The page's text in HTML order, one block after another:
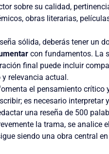
sobre su calidad,
obras literarias,
sólida, deberás tener un
con fundamentos. La
final puede incluir
relevancia actual.
el pensamiento crítico
es necesario interpretar
una reseña de 500
la trama, se analice
siendo una obra central